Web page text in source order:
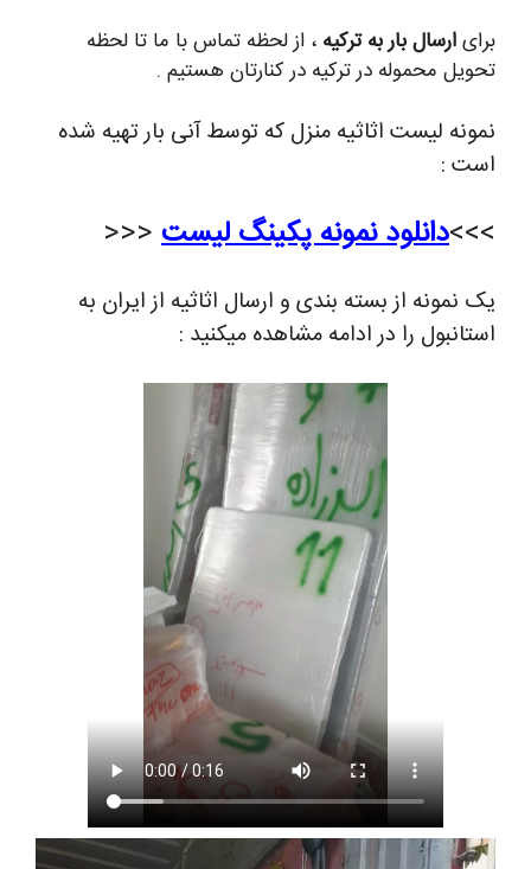
برایارسال بار به ترکیه ، از لحظه تماس با ما تا لحظه
تحویل محموله در ترکیه در کنارتان هستیم .
نمونه لیست اثاثیه منزل که توسط آنی بار تهیه شده
است :
>>>دانلود نمونه پکینگ لیست <<<
یک نمونه از بسته بندی و ارسال اثاثیه از ایران به
استانبول را در ادامه مشاهده میکنید :